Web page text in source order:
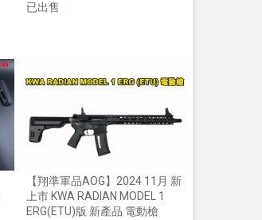
已出售
【翔準軍品AOG】2024 11月 新
上市 KWA RADIAN MODEL 1
ERG(ETU)版 新產品 電動槍